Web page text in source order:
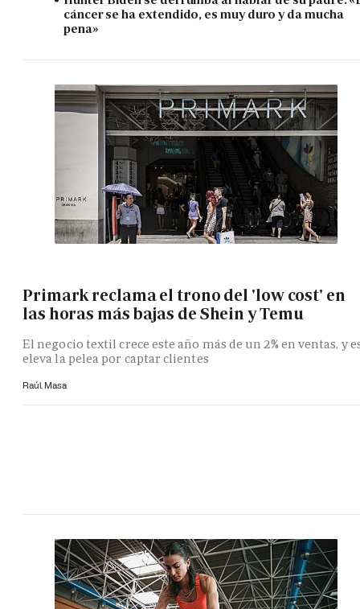
cáncer se ha extendido, es muy duro y da mucha
pena»
Primark reclama el trono del 'low cost' en
las horas más bajas de Shein y Temu
El negocio textil crece este año más de un 2% en ventas, y
eleva la pelea por captar clientes
Raúl Masa